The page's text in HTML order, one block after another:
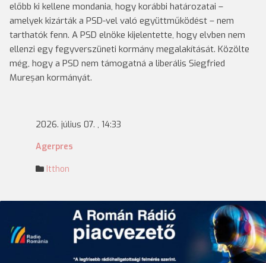
előbb ki kellene mondania, hogy korábbi határozatai –
amelyek kizárták a PSD-vel való együttműködést – nem
tarthatók fenn. A PSD elnöke kijelentette, hogy elvben nem
ellenzi egy fegyverszüneti kormány megalakítását. Közölte
még, hogy a PSD nem támogatná a liberális Siegfried
Mureșan kormányát.
2026. július 07. , 14:33
Agerpres
Itthon